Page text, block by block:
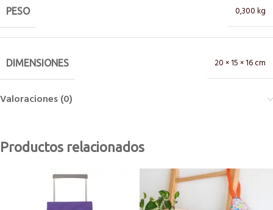
PESO 0,300 kg
DIMENSIONES 20 × 15 × 16 cm
Valoraciones (0)
Productos relacionados